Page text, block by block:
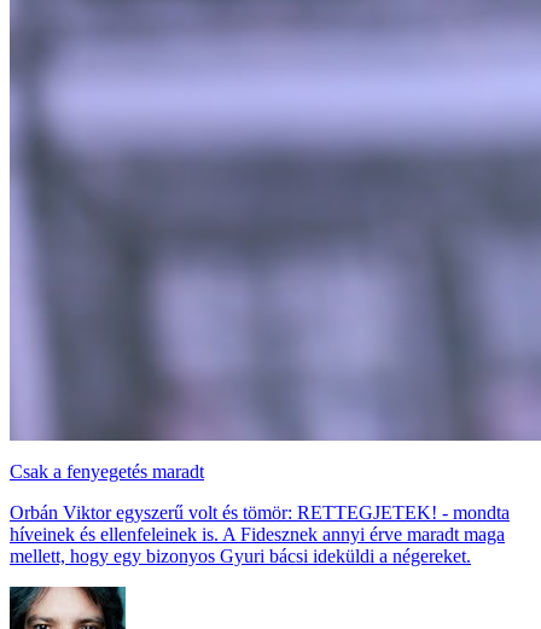
Csak a fenyegetés maradt
Orbán Viktor egyszerű volt és tömör: RETTEGJETEK! - mondta
híveinek és ellenfeleinek is. A Fidesznek annyi érve maradt maga
mellett, hogy egy bizonyos Gyuri bácsi ideküldi a négereket.